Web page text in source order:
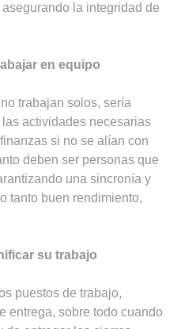
la integridad de
en equipo
trabajan solos, sería
actividades necesarias
si no se alían con
deben ser personas que
una sincronía y
tanto buen rendimiento,
su trabajo
puestos de trabajo,
entrega, sobre todo cuando